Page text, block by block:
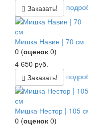
Заказать!
Мишка Навин | 70 см
0 (оценок 0)
4 650 руб.
Заказать!
Мишка Нестор | 105
0 (оценок 0)